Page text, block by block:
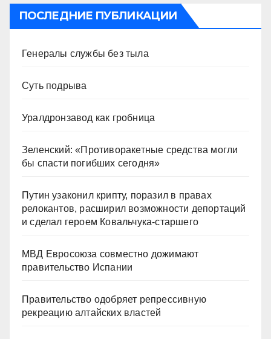
ПОСЛЕДНИЕ ПУБЛИКАЦИИ
Генералы службы без тыла
Суть подрыва
Уралдронзавод как гробница
Зеленский: «Противоракетные средства могли
бы спасти погибших сегодня»
Путин узаконил крипту, поразил в правах
релокантов, расширил возможности депортаций
и сделал героем Ковальчука-старшего
МВД Евросоюза совместно дожимают
правительство Испании
Правительство одобряет репрессивную
рекреацию алтайских властей